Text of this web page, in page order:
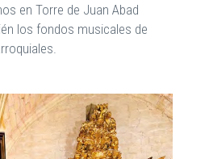
en Torre de Juan Abad
los fondos musicales de